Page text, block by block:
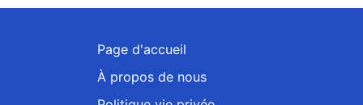
Page d'accueil
À propos de nous